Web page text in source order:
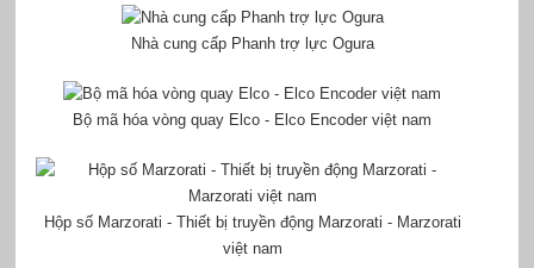
Nhà cung cấp Phanh trợ lực Ogura
Bộ mã hóa vòng quay Elco - Elco Encoder việt nam
Hộp số Marzorati - Thiết bị truyền động Marzorati - Marzorati
việt nam